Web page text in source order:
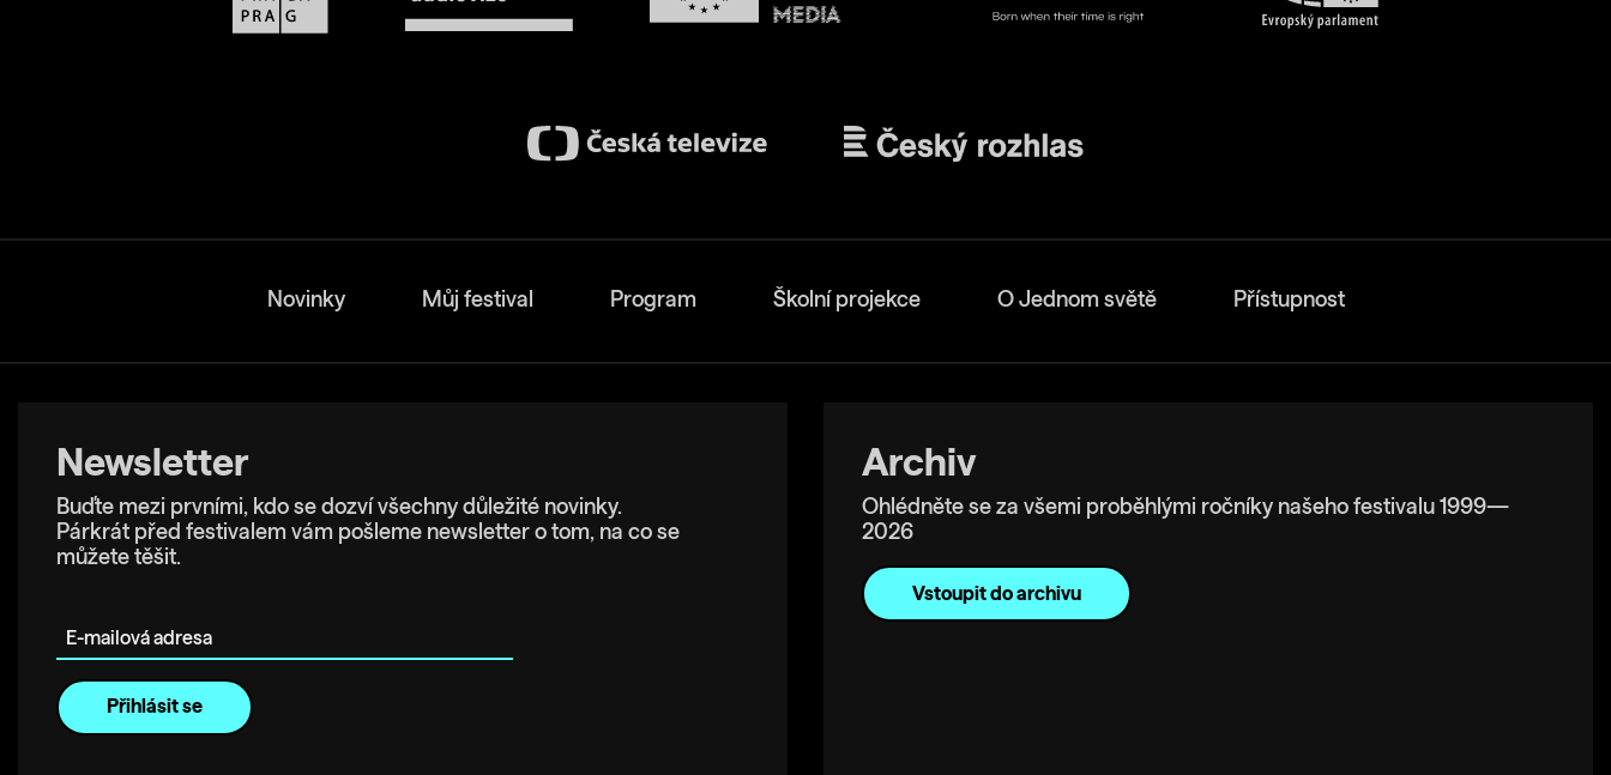
Novinky Můj festival Program Školní projekce O Jednom světě Přístupnost
Newsletter
Buďte mezi prvními, kdo se dozví všechny důležité novinky.
Párkrát před festivalem vám pošleme newsletter o tom, na co se
můžete těšit.
Archiv
Ohlédněte se za všemi proběhlými ročníky našeho festivalu 1999—
2026
Vstoupit do archivu